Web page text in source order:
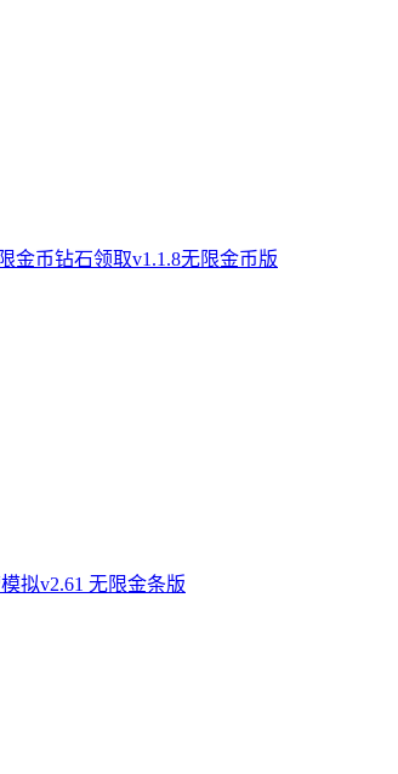
金币钻石领取v1.1.8无限金币版
拟v2.61 无限金条版